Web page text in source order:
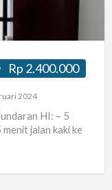
Rp 2.400.000
2024
HI: – 5
jalan kaki ke